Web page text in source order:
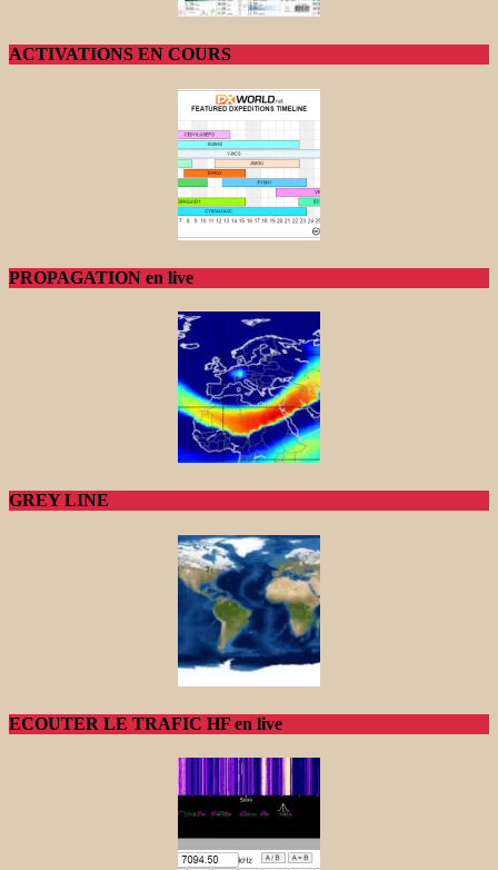
ACTIVATIONS EN COURS
PROPAGATION en live
GREY LINE
ECOUTER LE TRAFIC HF en live